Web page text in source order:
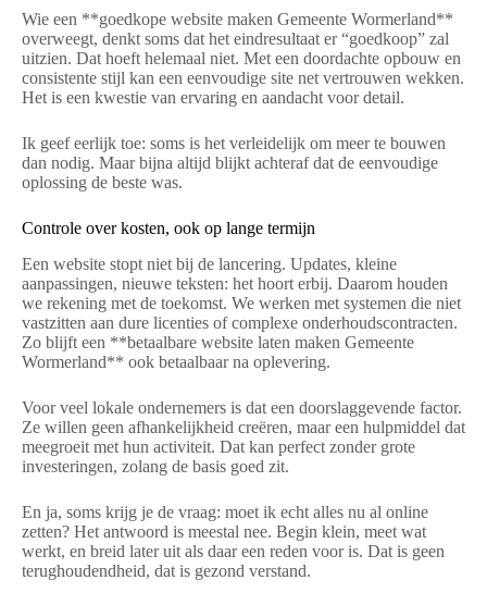
Wie een **goedkope website maken Gemeente Wormerland**
overweegt, denkt soms dat het eindresultaat er “goedkoop” zal
uitzien. Dat hoeft helemaal niet. Met een doordachte opbouw en
consistente stijl kan een eenvoudige site net vertrouwen wekken.
Het is een kwestie van ervaring en aandacht voor detail.
Ik geef eerlijk toe: soms is het verleidelijk om meer te bouwen
dan nodig. Maar bijna altijd blijkt achteraf dat de eenvoudige
oplossing de beste was.
Controle over kosten, ook op lange termijn
Een website stopt niet bij de lancering. Updates, kleine
aanpassingen, nieuwe teksten: het hoort erbij. Daarom houden
we rekening met de toekomst. We werken met systemen die niet
vastzitten aan dure licenties of complexe onderhoudscontracten.
Zo blijft een **betaalbare website laten maken Gemeente
Wormerland** ook betaalbaar na oplevering.
Voor veel lokale ondernemers is dat een doorslaggevende factor.
Ze willen geen afhankelijkheid creëren, maar een hulpmiddel dat
meegroeit met hun activiteit. Dat kan perfect zonder grote
investeringen, zolang de basis goed zit.
En ja, soms krijg je de vraag: moet ik echt alles nu al online
zetten? Het antwoord is meestal nee. Begin klein, meet wat
werkt, en breid later uit als daar een reden voor is. Dat is geen
terughoudendheid, dat is gezond verstand.